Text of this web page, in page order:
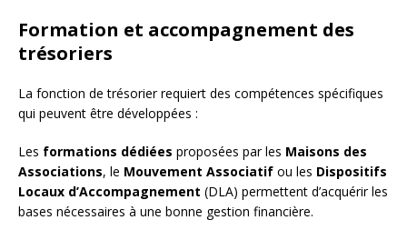
Formation et accompagnement des
trésoriers
La fonction de trésorier requiert des compétences spécifiques
qui peuvent être développées :
Les formations dédiées proposées par les Maisons des
Associations, le Mouvement Associatif ou les Dispositifs
Locaux d’Accompagnement (DLA) permettent d’acquérir les
bases nécessaires à une bonne gestion financière.